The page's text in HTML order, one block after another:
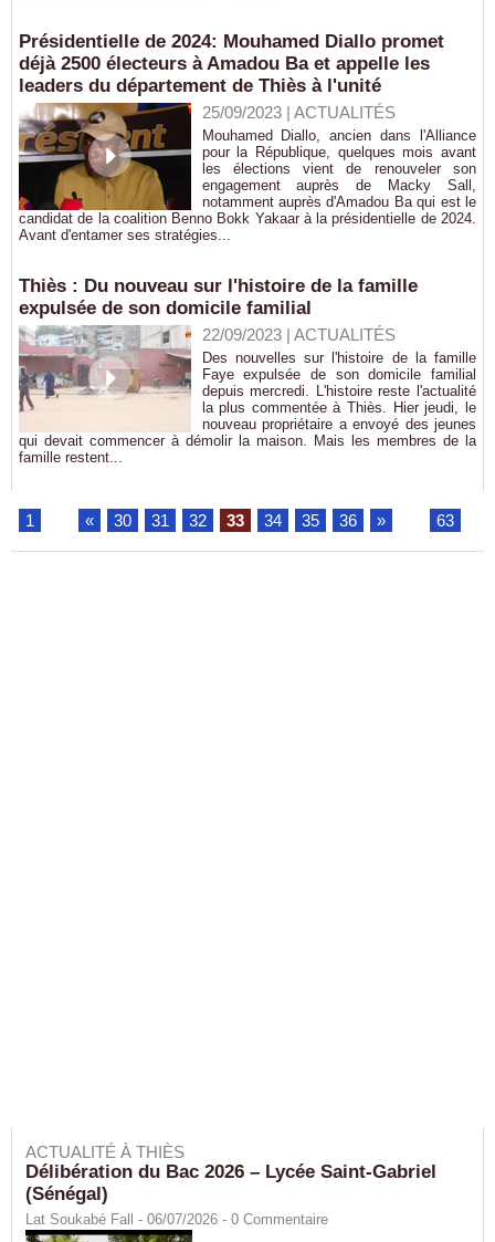
Présidentielle de 2024: Mouhamed Diallo promet
déjà 2500 électeurs à Amadou Ba et appelle les
leaders du département de Thiès à l'unité
25/09/2023| ACTUALITÉS
Mouhamed Diallo, ancien dans l'Alliance
pour la République, quelques mois avant
les élections vient de renouveler son
engagement auprès de Macky Sall,
notamment auprès d'Amadou Ba qui est le
candidat de la coalition Benno Bokk Yakaar à la présidentielle de 2024.
Avant d'entamer ses stratégies...
Thiès : Du nouveau sur l'histoire de la famille
expulsée de son domicile familial
22/09/2023| ACTUALITÉS
Des nouvelles sur l'histoire de la famille
Faye expulsée de son domicile familial
depuis mercredi. L'histoire reste l'actualité
la plus commentée à Thiès. Hier jeudi, le
nouveau propriétaire a envoyé des jeunes
qui devait commencer à démolir la maison. Mais les membres de la
famille restent...
1 « 30 31 32 33 34 35 36 » 63
ACTUALITÉ À THIÈS
Délibération du Bac 2026 – Lycée Saint-Gabriel
(Sénégal)
Lat Soukabé Fall - 06/07/2026 - 0 Commentaire